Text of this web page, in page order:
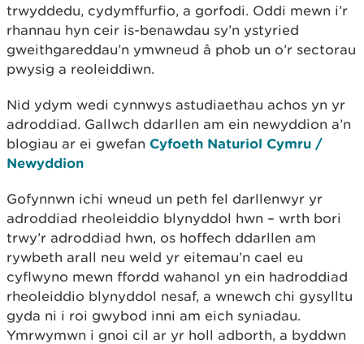
trwyddedu, cydymffurfio, a gorfodi. Oddi mewn i’r
rhannau hyn ceir is-benawdau sy’n ystyried
gweithgareddau’n ymwneud â phob un o’r sectorau
pwysig a reoleiddiwn.
Nid ydym wedi cynnwys astudiaethau achos yn yr
adroddiad. Gallwch ddarllen am ein newyddion a’n
blogiau ar ei gwefan Cyfoeth Naturiol Cymru /
Newyddion
Gofynnwn ichi wneud un peth fel darllenwyr yr
adroddiad rheoleiddio blynyddol hwn – wrth bori
trwy’r adroddiad hwn, os hoffech ddarllen am
rywbeth arall neu weld yr eitemau’n cael eu
cyflwyno mewn ffordd wahanol yn ein hadroddiad
rheoleiddio blynyddol nesaf, a wnewch chi gysylltu
gyda ni i roi gwybod inni am eich syniadau.
Ymrwymwn i gnoi cil ar yr holl adborth, a byddwn